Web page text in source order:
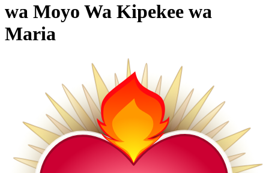
wa Moyo Wa Kipekee wa
Maria